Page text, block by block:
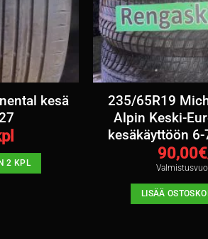
kesä
2 KPL
235/65R19
Alpin Keski-
kesäkäyttöön
90,00
LISÄÄ